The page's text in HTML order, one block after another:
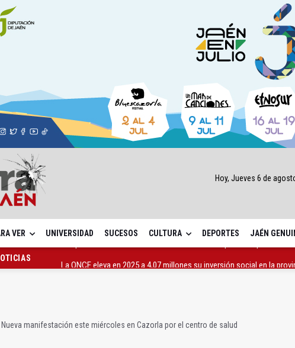
Hoy, Jueves 6 de
VER UNIVERSIDAD SUCESOS CULTURA DEPORTES JAÉN
Nueva manifestación este miércoles en Cazorla por el centro de salud